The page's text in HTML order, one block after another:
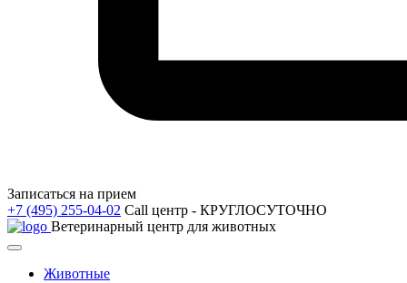
Записаться на прием
+7 (495) 255-04-02 Call центр - КРУГЛОСУТОЧНО
Ветеринарный центр для животных
Животные